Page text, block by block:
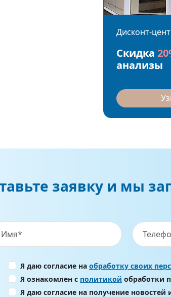
Дисконт-
Скидка
анализы
заявку и мы
Я даю согласие на обработку своих
Я ознакомлен с политикой обработки
Я даю согласие на получение